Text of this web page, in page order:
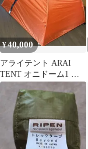
¥40,000
アライテント ARAI
TENT オニドーム1 テ
ント 純正アンダーシー
ト付き